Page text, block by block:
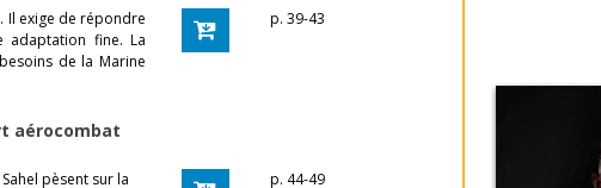
Il exige de répondre
adaptation fine. La
de la Marine
p. 39-43
aérocombat
pèsent sur la
p. 44-49